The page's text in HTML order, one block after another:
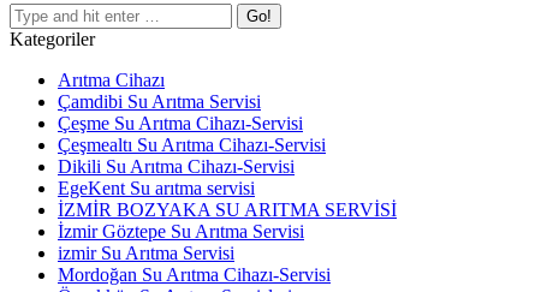
Search:
Kategoriler
Arıtma Cihazı
Çamdibi Su Arıtma Servisi
Çeşme Su Arıtma Cihazı-Servisi
Çeşmealtı Su Arıtma Cihazı-Servisi
Dikili Su Arıtma Cihazı-Servisi
EgeKent Su arıtma servisi
İZMİR BOZYAKA SU ARITMA SERVİSİ
İzmir Göztepe Su Arıtma Servisi
izmir Su Arıtma Servisi
Mordoğan Su Arıtma Cihazı-Servisi